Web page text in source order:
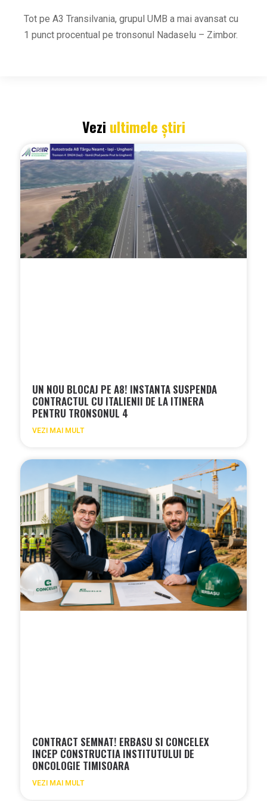
Tot pe A3 Transilvania, grupul UMB a mai avansat cu
1 punct procentual pe tronsonul Nadaselu – Zimbor.
Vezi ultimele știri
UN NOU BLOCAJ PE A8! INSTANTA SUSPENDA
CONTRACTUL CU ITALIENII DE LA ITINERA
PENTRU TRONSONUL 4
VEZI MAI MULT
CONTRACT SEMNAT! ERBASU SI CONCELEX
INCEP CONSTRUCTIA INSTITUTULUI DE
ONCOLOGIE TIMISOARA
VEZI MAI MULT